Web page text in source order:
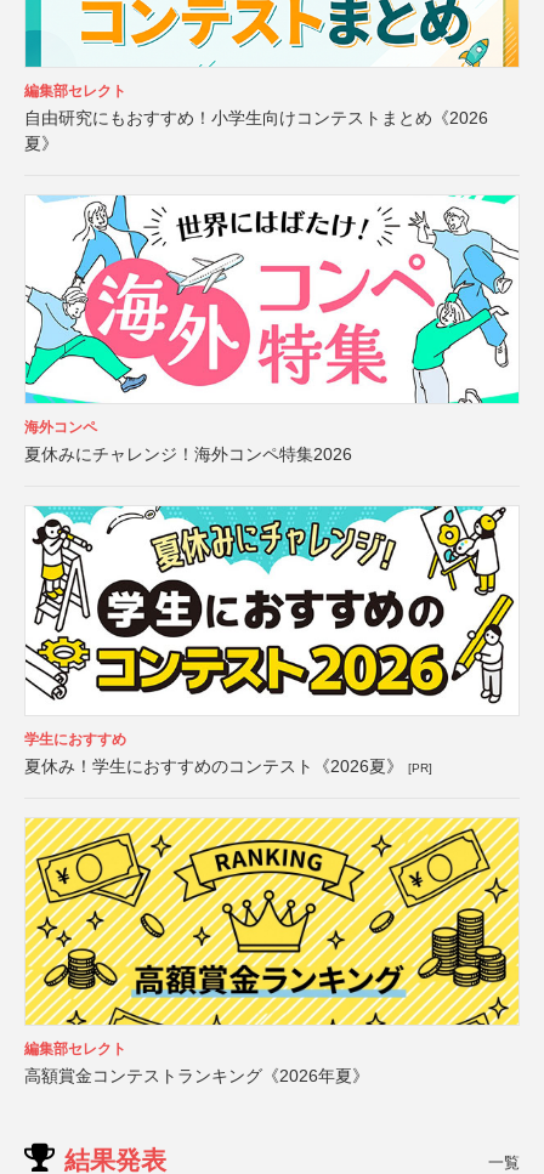
編集部セレクト
自由研究にもおすすめ！小学生向けコンテストまとめ《2026
夏》
海外コンペ
夏休みにチャレンジ！海外コンペ特集2026
学生におすすめ
夏休み！学生におすすめのコンテスト《2026夏》 [PR]
編集部セレクト
高額賞金コンテストランキング《2026年夏》
結果発表 一覧